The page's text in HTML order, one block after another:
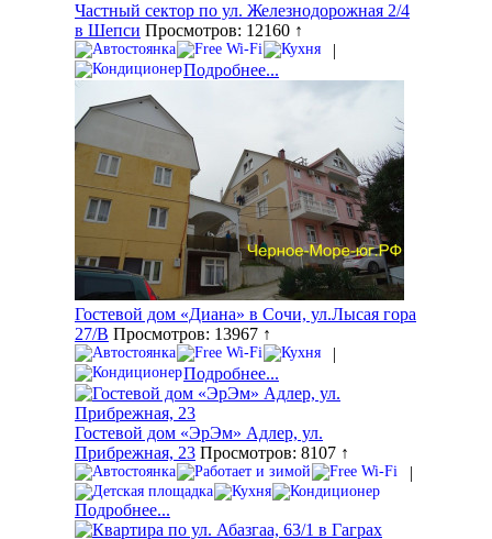
Частный сектор по ул. Железнодорожная 2/4
в Шепси Просмотров: 12160 ↑
|
Подробнее...
Гостевой дом «Диана» в Сочи, ул.Лысая гора
27/В Просмотров: 13967 ↑
|
Подробнее...
Гостевой дом «ЭрЭм» Адлер, ул.
Прибрежная, 23 Просмотров: 8107 ↑
|
Подробнее...